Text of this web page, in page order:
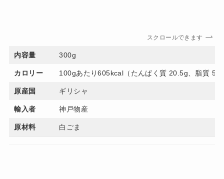
スクロールできます
内容量 300g
カロリー 100gあたり605kcal（たんぱく質 20.5g、脂質
原産国 ギリシャ
輸入者 神戸物産
原材料 白ごま